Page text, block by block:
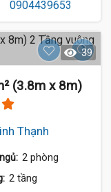
39
(3.8m x 8m)
Thạnh
2 phòng
2 tầng